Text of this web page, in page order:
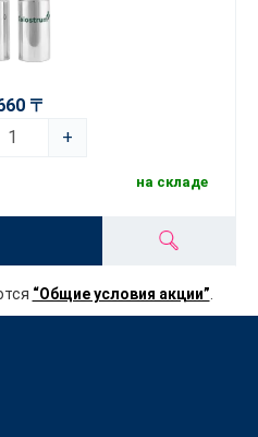
〒
+
на складе
“Общие условия акции”